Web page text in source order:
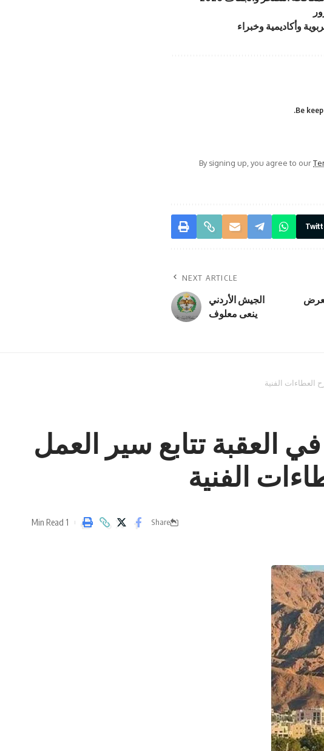
وأكاديمية وخبراء
Be
By signing up, you agree to our
NEXT ARTICLE
الجيش الأردني
ينعى معلوف
العطاءات الفنية
العقبة تتابع سير العمل
الفنية
Share
1 Min Read